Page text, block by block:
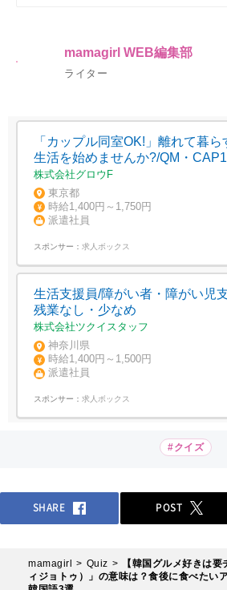
mamagirl WEB編集部
ライター
「カップル同室OK!」離れて暮
生活を始めませんか?/QM・
株式会社グロウF
東京都
時給1,400円～1,750円
派遣社員
スポンサー： 求人ボックス
生活支援員/障がい者・障がい児
残業なし・少なめ
株式会社ツクイスタッフ
神奈川県
時給1,400円～1,500円
派遣社員
スポンサー： 求人ボックス
#クイズ
SHARE POST
mamagirl Quiz
【韓国グルメ好きは
ィジョトゥ）」の意味は？食後に食べたい